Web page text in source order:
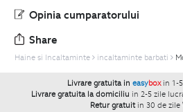
Opinia cumparatorului
Share
Haine si Incaltaminte incaltaminte barbati
Livrare gratuita in easybox in 1-
Livrare gratuita la domiciliu in 2-5 zile
Retur gratuit in 30 de zile